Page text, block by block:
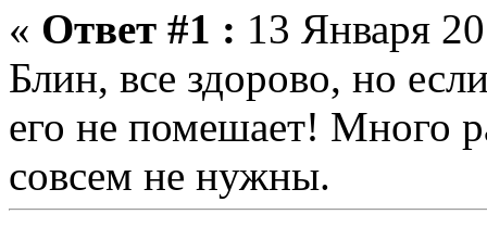
« Ответ #1 : 13 Января
Блин, все здорово, но
его не помешает! Много
совсем не нужны.